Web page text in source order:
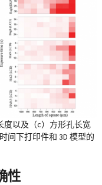
度以及（c）方形孔长宽
间下打印件和 3D 模型的
性